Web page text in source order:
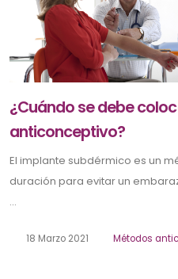
¿Cuándo se debe
anticonceptivo?
El implante subdérmico es un
duración para evitar un
...
18 Marzo 2021 Métodos